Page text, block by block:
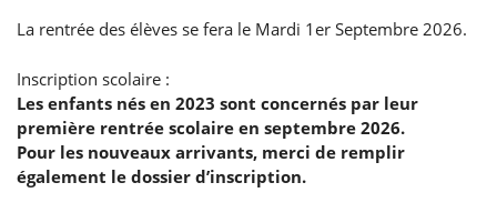
La rentrée des élèves se fera le Mardi 1er Septembre 2026.
Inscription scolaire :
Les enfants nés en 2023 sont concernés par leur
première rentrée scolaire en septembre 2026.
Pour les nouveaux arrivants, merci de remplir
également le dossier d’inscription.